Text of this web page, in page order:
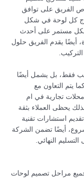
الفريق على توافق
كل لوحة في شكل
مستمر على أحدث
أيضًا يقدم الفريق حلول
فقط، بل يشمل أيضًا
يتم التعاون مع
تجارية في ام
يحظى العملاء بثقة
استشارات تقنية
أيضًا تضمن الشركة
النهائي.
مراحل تصميم لوحات